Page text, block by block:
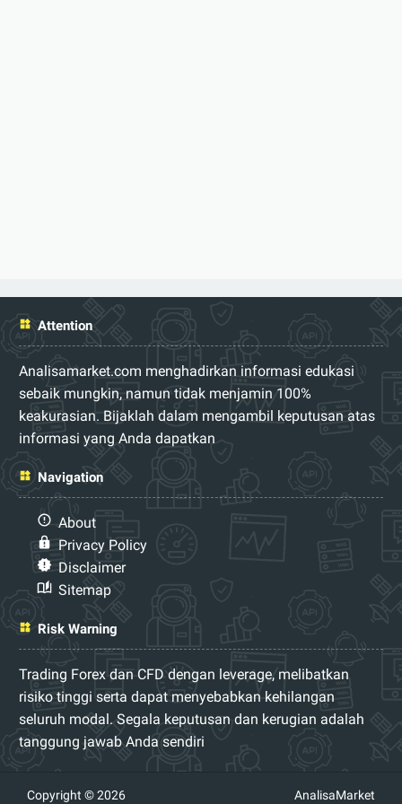
Attention
Analisamarket.com menghadirkan informasi edukasi
sebaik mungkin, namun tidak menjamin 100%
keakurasian. Bijaklah dalam mengambil keputusan atas
informasi yang Anda dapatkan
Navigation
About
Privacy Policy
Disclaimer
Sitemap
Risk Warning
Trading Forex dan CFD dengan leverage, melibatkan
risiko tinggi serta dapat menyebabkan kehilangan
seluruh modal. Segala keputusan dan kerugian adalah
tanggung jawab Anda sendiri
Copyright © 2026 AnalisaMarket